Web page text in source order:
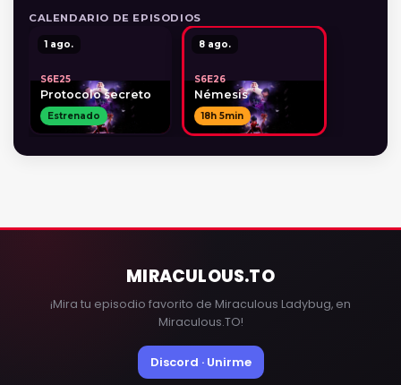
CALENDARIO DE EPISODIOS
1 ago.
S6E25
Protocolo secreto
Estrenado
8 ago.
S6E26
Némesis
18h 5min
MIRACULOUS.TO
¡Mira tu episodio favorito de Miraculous Ladybug, en
Miraculous.TO!
Discord · Unirme